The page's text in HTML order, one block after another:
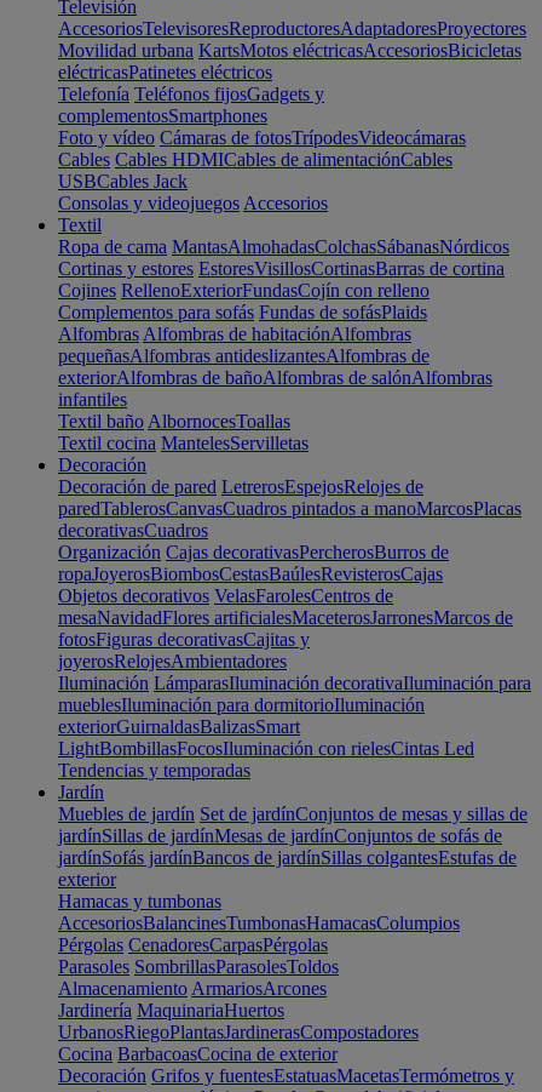
Televisión
AccesoriosTelevisoresReproductoresAdaptadoresProyectores
Movilidad urbana KartsMotos eléctricasAccesoriosBicicletas
eléctricasPatinetes eléctricos
Telefonía Teléfonos fijosGadgets y
complementosSmartphones
Foto y vídeo Cámaras de fotosTrípodesVideocámaras
Cables Cables HDMICables de alimentaciónCables
USBCables Jack
Consolas y videojuegos Accesorios
Textil
Ropa de cama MantasAlmohadasColchasSábanasNórdicos
Cortinas y estores EstoresVisillosCortinasBarras de cortina
Cojines RellenoExteriorFundasCojín con relleno
Complementos para sofás Fundas de sofásPlaids
Alfombras Alfombras de habitaciónAlfombras
pequeñasAlfombras antideslizantesAlfombras de
exteriorAlfombras de bañoAlfombras de salónAlfombras
infantiles
Textil baño AlbornocesToallas
Textil cocina MantelesServilletas
Decoración
Decoración de pared LetrerosEspejosRelojes de
paredTablerosCanvasCuadros pintados a manoMarcosPlacas
decorativasCuadros
Organización Cajas decorativasPercherosBurros de
ropaJoyerosBiombosCestasBaúlesRevisterosCajas
Objetos decorativos VelasFarolesCentros de
mesaNavidadFlores artificialesMaceterosJarronesMarcos de
fotosFiguras decorativasCajitas y
joyerosRelojesAmbientadores
Iluminación LámparasIluminación decorativaIluminación para
mueblesIluminación para dormitorioIluminación
exteriorGuirnaldasBalizasSmart
LightBombillasFocosIluminación con rielesCintas Led
Tendencias y temporadas
Jardín
Muebles de jardín Set de jardínConjuntos de mesas y sillas de
jardínSillas de jardínMesas de jardínConjuntos de sofás de
jardínSofás jardínBancos de jardínSillas colgantesEstufas de
exterior
Hamacas y tumbonas
AccesoriosBalancinesTumbonasHamacasColumpios
Pérgolas CenadoresCarpasPérgolas
Parasoles SombrillasParasolesToldos
Almacenamiento ArmariosArcones
Jardinería MaquinariaHuertos
UrbanosRiegoPlantasJardinerasCompostadores
Cocina BarbacoasCocina de exterior
Decoración Grifos y fuentesEstatuasMacetasTermómetros y